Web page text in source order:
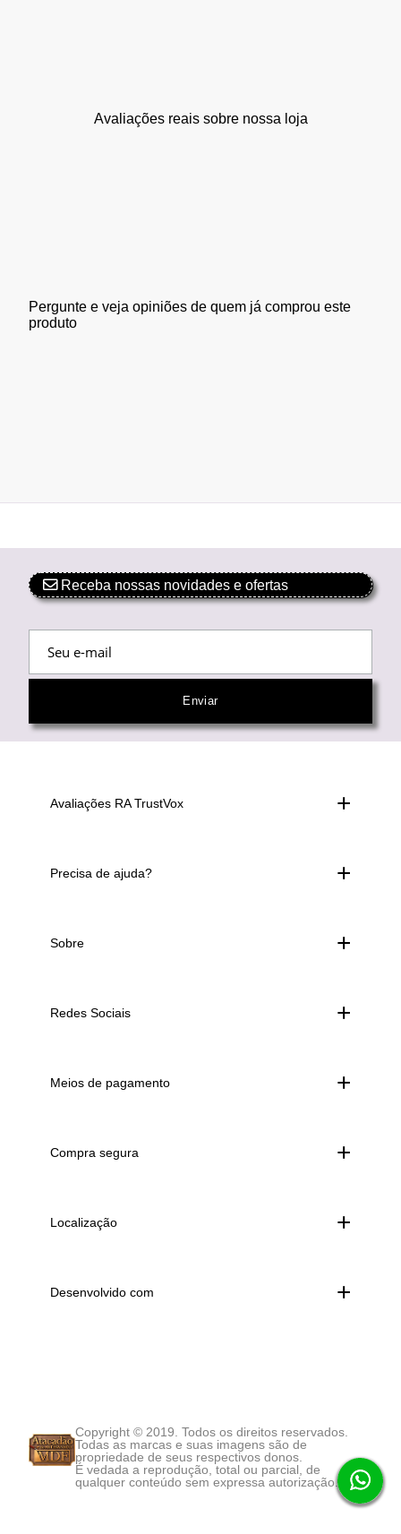
Avaliações reais sobre nossa loja
Pergunte e veja opiniões de quem já comprou este
produto
Receba nossas novidades e ofertas
Avaliações RA TrustVox
Precisa de ajuda?
Sobre
Redes Sociais
Meios de pagamento
Compra segura
Localização
Desenvolvido com
Copyright © 2019. Todos os direitos reservados.
Todas as marcas e suas imagens são de
propriedade de seus respectivos donos.
É vedada a reprodução, total ou parcial, de
qualquer conteúdo sem expressa autorização.